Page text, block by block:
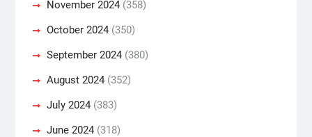
November 2024(358)
October 2024(350)
September 2024(380)
August 2024(352)
July 2024(383)
June 2024(318)